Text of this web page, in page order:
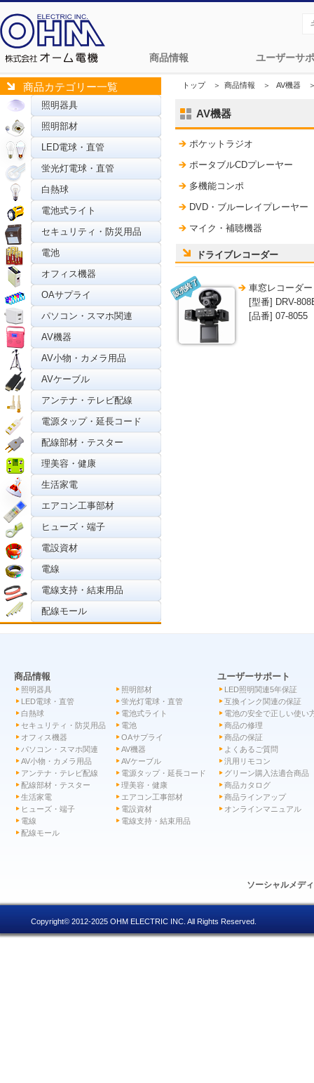
商品情報 ユーザーサ
商品カテゴリー一覧
照明器具
照明部材
LED電球・直管
蛍光灯電球・直管
白熱球
電池式ライト
セキュリティ・防災用品
電池
オフィス機器
OAサプライ
パソコン・スマホ関連
AV機器
AV小物・カメラ用品
AVケーブル
アンテナ・テレビ配線
電源タップ・延長コード
配線部材・テスター
理美容・健康
生活家電
エアコン工事部材
ヒューズ・端子
電設資材
電線
電線支持・結束用品
配線モール
トップ＞ 商品情報 ＞ AV機器
AV機器
ポケットラジオ
ポータブルCDプレーヤー
多機能コンポ
DVD・ブルーレイプレーヤー
マイク・補聴機器
ドライブレコーダー
販売終了
車窓レコーダ
[型番] DRV-
[品番] 07-8055
商品情報
照明器具
照明部材
LED電球・直管
蛍光灯電球・直管
白熱球
電池式ライト
セキュリティ・防災用品
電池
オフィス機器
OAサプライ
パソコン・スマホ関連
AV機器
AV小物・カメラ用品
AVケーブル
アンテナ・テレビ配線
電源タップ・延長コード
配線部材・テスター
理美容・健康
生活家電
エアコン工事部材
ヒューズ・端子
電設資材
電線
電線支持・結束用品
配線モール
ユーザーサポート
LED照明関連5年保証
互換インク関連の保証
電池の安全で正しい使い
商品の修理
商品の保証
よくあるご質問
汎用リモコン
グリーン購入法適合商品
商品カタログ
商品ラインアップ
オンラインマニュアル
ソーシャルメデ
Copyright© 2012-2025 OHM ELECTRIC INC. All Rights Reserved.